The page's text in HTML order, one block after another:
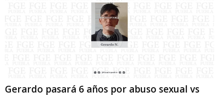
Gerardo pasará 6 años por abuso sexual vs